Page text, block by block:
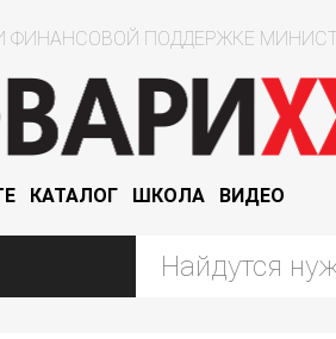
ФИНАНСОВОЙ ПОДДЕРЖКЕ
КАТАЛОГ ШКОЛА ВИДЕО